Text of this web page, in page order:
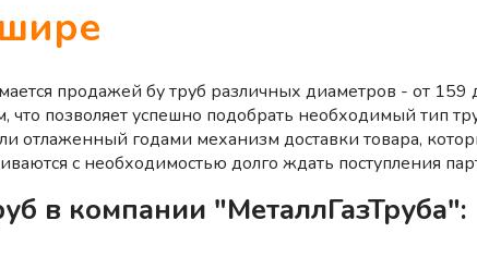
продажей бу труб различных диаметров - от
позволяет успешно подобрать необходимый тип
отлаженный годами механизм доставки товара,
с необходимостью долго ждать поступления
в компании "МеталлГазТруба":